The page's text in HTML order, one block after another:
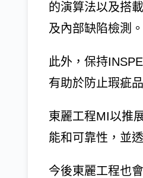
的演算法以及搭
及內部缺陷檢測。
此外，保持
有助於防止瑕疵
東麗工程MI以推
能和可靠性，並
今後東麗工程也